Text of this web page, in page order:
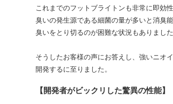
これまでのフットブライトンも非常に即効
臭いの発生源である細菌の量が多いと消臭
臭いをとり切るのが困難な状況もありました
そうしたお客様の声にお答えし、強いニオ
開発するに至りました。
【開発者がビックリした驚異の性能】